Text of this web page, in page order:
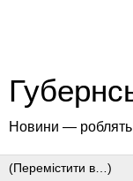
Новини —